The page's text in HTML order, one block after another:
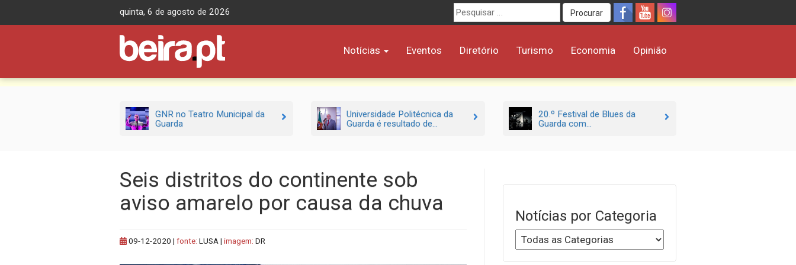
quinta, 6 de agosto de 2026
Procurar
por:
Procurar
Notícias Eventos Diretório Turismo Economia Opinião
GNR no Teatro Municipal da
Guarda
Universidade Politécnica da
Guarda é resultado de...
20.º Festival de Blues da
Guarda com...
Seis distritos do continente sob
aviso amarelo por causa da chuva
09-12-2020 | fonte: LUSA | imagem: DR
Notícias por Categoria